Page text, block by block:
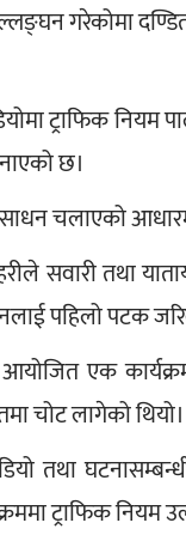
गरेकोमा
ट्राफिक नियम
छ।
साधन चलाएको
सवारी तथा
पहिलो पटक
एक
चोट लागेको थियो।
तथा
ट्राफिक